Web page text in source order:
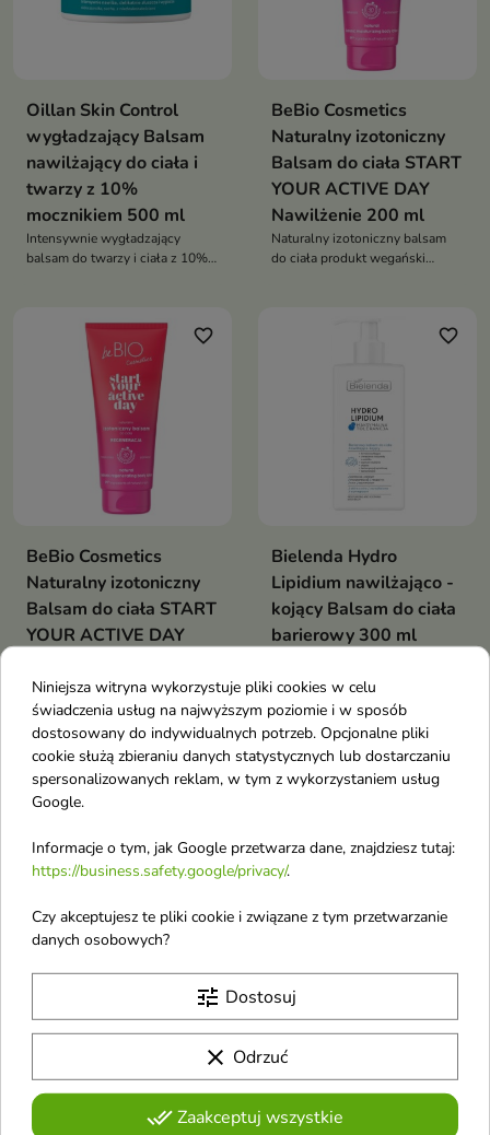
Oillan Skin Control
wygładzający Balsam
nawilżający do ciała i
twarzy z 10%
mocznikiem 500 ml
Intensywnie wygładzający
balsam do twarzy i ciała z 10%
BeBio Cosmetics
Naturalny izotoniczny
Balsam do ciała START
YOUR ACTIVE DAY
Nawilżenie 200 ml
Naturalny izotoniczny balsam
do ciała produkt wegański
favorite_border
BeBio Cosmetics
Naturalny izotoniczny
Balsam do ciała START
YOUR ACTIVE DAY
Naturalny izotoniczny balsam
do ciała produkt wegański
intensywnie nawilża do skóry
bardzo suchej
favorite_border
Bielenda Hydro
Lipidium nawilżająco -
kojący Balsam do ciała
barierowy 300 ml
nawilżająco-kojący nawilża, koi i
wzmacnia skórę suchą i
wrażliwą
favorite_border
Balsam do ciała i
200 ml
Sport Up 2w1 intensywnie
nawilża skórę i włosy, działa
favorite_border
Ziaja Mirabelka Balsam
do ciała 160 ml
Aksamitna pielęgnacja i zapach
rodzaju skóry
Niniejsza witryna wykorzystuje pliki cookies w celu
świadczenia usług na najwyższym poziomie i w sposób
dostosowany do indywidualnych potrzeb. Opcjonalne pliki
cookie służą zbieraniu danych statystycznych lub dostarczaniu
spersonalizowanych reklam, w tym z wykorzystaniem usług
Google.
Informacje o tym, jak Google przetwarza dane, znajdziesz tutaj:
https://business.safety.google/privacy/.
Czy akceptujesz te pliki cookie i związane z tym przetwarzanie
danych osobowych?
tune Dostosuj
clear Odrzuć
done_allZaakceptuj wszystkie